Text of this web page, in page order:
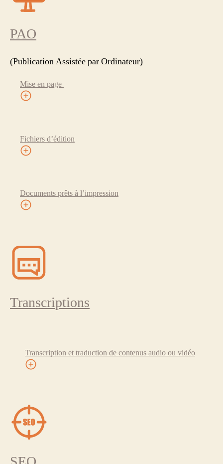
PAO
(Publication Assistée par Ordinateur)
Mise en page
Fichiers d’édition
Documents prêts à l’impression
Transcriptions
Transcription et traduction de contenus audio ou vidéo